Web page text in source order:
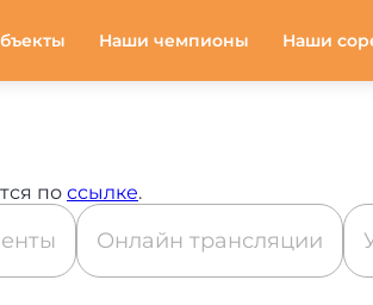
Наши чемпионы Наши
по ссылке.
Онлайн трансляции